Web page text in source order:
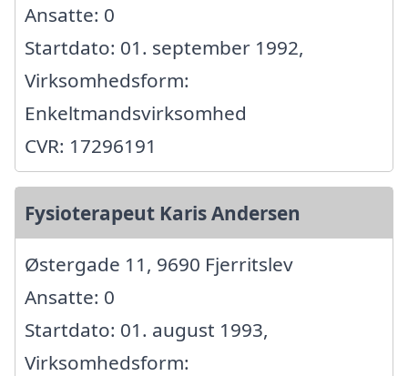
Ansatte: 0
Startdato: 01. september 1992,
Virksomhedsform:
Enkeltmandsvirksomhed
CVR: 17296191
Fysioterapeut Karis Andersen
Østergade 11, 9690 Fjerritslev
Ansatte: 0
Startdato: 01. august 1993,
Virksomhedsform: